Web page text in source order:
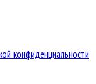
конфиденциальности